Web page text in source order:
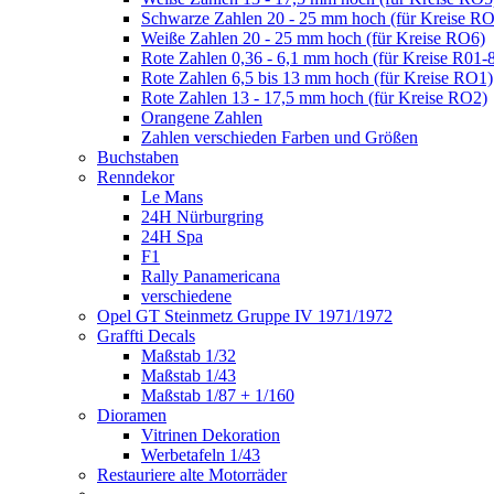
Schwarze Zahlen 20 - 25 mm hoch (für Kreise
Weiße Zahlen 20 - 25 mm hoch (für Kreise RO6)
Rote Zahlen 0,36 - 6,1 mm hoch (für Kreise R01-
Rote Zahlen 6,5 bis 13 mm hoch (für Kreise RO1)
Rote Zahlen 13 - 17,5 mm hoch (für Kreise RO2)
Orangene Zahlen
Zahlen verschieden Farben und Größen
Buchstaben
Renndekor
Le Mans
24H Nürburgring
24H Spa
F1
Rally Panamericana
verschiedene
Opel GT Steinmetz Gruppe IV 1971/1972
Graffti Decals
Maßstab 1/32
Maßstab 1/43
Maßstab 1/87 + 1/160
Dioramen
Vitrinen Dekoration
Werbetafeln 1/43
Restauriere alte Motorräder